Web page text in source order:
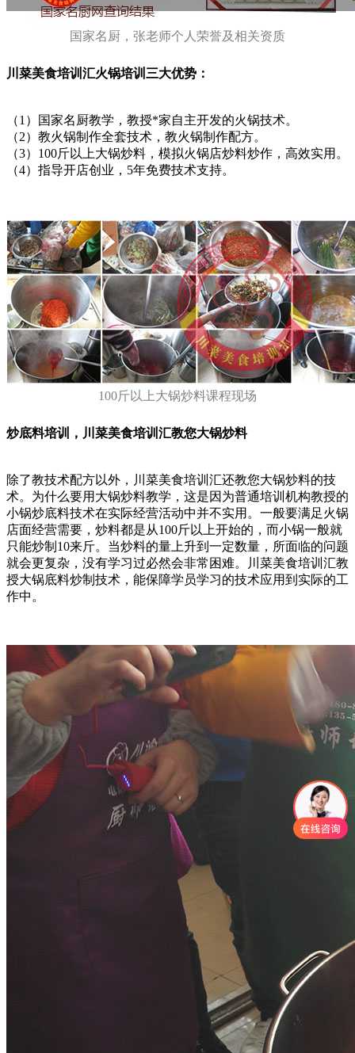
国家名厨，张老师个人荣誉及相关资质
川菜美食培训汇火锅培训三大优势：
（1）国家名厨教学，教授*家自主开发的火锅技术。
（2）教火锅制作全套技术，教火锅制作配方。
（3）100斤以上大锅炒料，模拟火锅店炒料炒作，高效实用。
（4）指导开店创业，5年免费技术支持。
100斤以上大锅炒料课程现场
炒底料培训，川菜美食培训汇教您大锅炒料
除了教技术配方以外，川菜美食培训汇还教您大锅炒料的技
术。为什么要用大锅炒料教学，这是因为普通培训机构教授的
小锅炒底料技术在实际经营活动中并不实用。一般要满足火锅
店面经营需要，炒料都是从100斤以上开始的，而小锅一般就
只能炒制10来斤。当炒料的量上升到一定数量，所面临的问题
就会更复杂，没有学习过必然会非常困难。川菜美食培训汇教
授大锅底料炒制技术，能保障学员学习的技术应用到实际的工
作中。